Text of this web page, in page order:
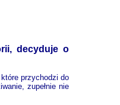
decyduje o
przychodzi do
zupełnie nie